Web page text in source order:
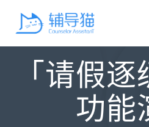
「请假逐
功能